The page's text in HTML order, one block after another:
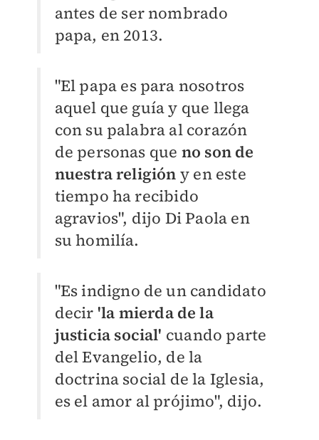
antes de ser nombrado
papa, en 2013.
"El papa es para nosotros
aquel que guía y que llega
con su palabra al corazón
de personas que no son de
nuestra religión y en este
tiempo ha recibido
agravios", dijo Di Paola en
su homilía.
"Es indigno de un candidato
decir 'la mierda de la
justicia social' cuando parte
del Evangelio, de la
doctrina social de la Iglesia,
es el amor al prójimo", dijo.